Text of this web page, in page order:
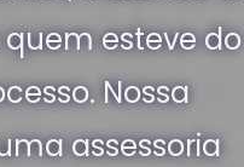
esteve do
Nossa
assessoria